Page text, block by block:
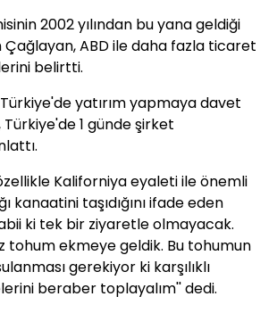
2002 yılından bu yana geldiği
Çağlayan, ABD ile daha fazla ticaret
belirtti.
yatırım yapmaya davet
1 günde şirket
Kaliforniya eyaleti ile önemli
kanaatini taşıdığını ifade eden
ki tek bir ziyaretle olmayacak.
tohum ekmeye geldik. Bu tohumun
gerekiyor ki karşılıklı
beraber toplayalım'' dedi.